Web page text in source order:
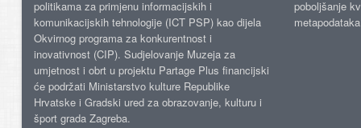
politikama za primjenu informacijskih i
komunikacijskih tehnologije (ICT PSP) kao dijela
Okvirnog programa za konkurentnost i
inovativnost (CIP). Sudjelovanje Muzeja za
umjetnost i obrt u projektu Partage Plus financijski
će podržati Ministarstvo kulture Republike
Hrvatske i Gradski ured za obrazovanje, kulturu i
šport grada Zagreba.
poboljšanje